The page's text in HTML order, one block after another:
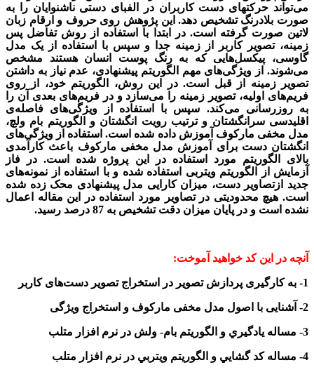
می‌تواند حرکتهای دست کاربران در الفبای دستی ناشنوایان را به
صورت بلادرنگ تشخیص دهد. این پژوهش روی حروف و ارقام زبان
لاتین صورت گرفته است. در ابتدا با استفاده از روش تفاضل پس
زمینه، تصویر کاربر از زمینه جدا و سپس با استفاده از یک مدل
گاوسی، پیکسل‌هایی که به رنگ پوست انسان هستند مشخص
می‌شوند. از ویژگی‌های مهم الگوریتم پیشنهادی، عدم نیاز به داشتن
تصویر زمینه از قبل است. در این روش، الگوریتم خود، از روی
فریم‌های اولیه، تصویر زمینه را می‌سازد و در فریم‌های بعدی آن را
به روزرسانی می‌کند. سپس با استفاده از ویژگی‌های فاصله‌ی
اقلیدسی سرانگشتان و ترتیب رویت انگشتان و الگوریتم بام ولچ،
مدل مخفی مارکوف آموزش داده شده‌ است. استفاده از ویژگی‌های
انگشتان دست برای آموزش مدل مخفی مارکوف باعث کارآمدی
بالای الگوریتم مورد استفاده در این پروژه شده است. در فاز
آزمایش از الگوریتم ویتربی استفاده شده و با استفاده از نمونه‌های
جدید ازتصاویر دست، میزان کارایی مدل پیشنهادی محک زده شده
است. هیچ محدودیتی در تصاویر مورد استفاده در این مقاله اعمال
نشده است و در پایان میزان دقت تشخیص به 87 درصد رسید.
آنچه در این کد خواهید آموخت:
1- به کارگیری پردازش تصویر در استخراج تصویر دست‌هایکاربر
2- آشنایی با اصول مدل مخفی مارکوف و استخراج ویژگی
3- مساله يادگيري و الگوريتم بام- ولش در نرم افزار متلب
4- مساله کد گشايي و الگوريتم ويتربي در نرم افزار متلب